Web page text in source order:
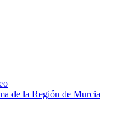
de la Región de Murcia